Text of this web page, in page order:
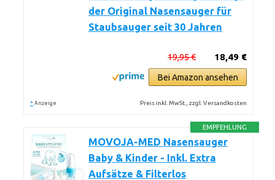
der Original Nasensauger für
Staubsauger seit 30 Jahren
18,49 €
19,95 €
Bei Amazon ansehen
* Anzeige Preis inkl. MwSt., zzgl. Versandkosten
EMPFEHLUNG
MOVOJA-MED Nasensauger
Baby & Kinder - Inkl. Extra
Aufsätze & Filterlos